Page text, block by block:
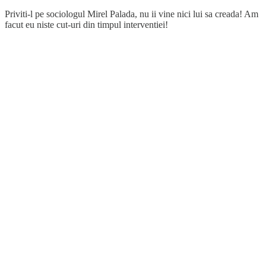
Priviti-l pe sociologul Mirel Palada, nu ii vine nici lui sa creada! Am
facut eu niste cut-uri din timpul interventiei!